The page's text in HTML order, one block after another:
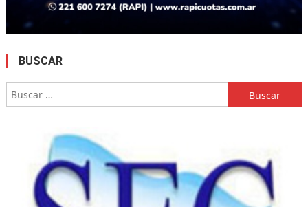
BUSCAR
Buscar: